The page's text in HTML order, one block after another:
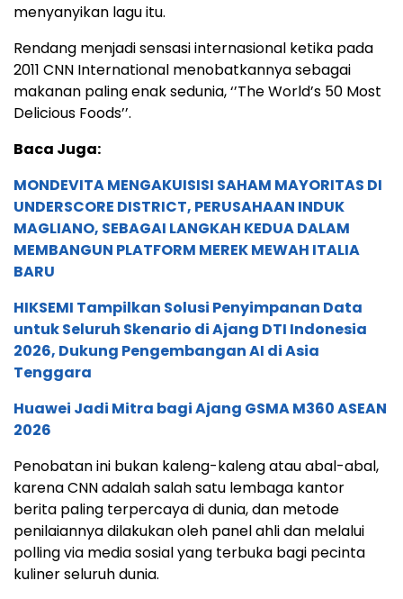
menyanyikan lagu itu.
Rendang menjadi sensasi internasional ketika pada
2011 CNN International menobatkannya sebagai
makanan paling enak sedunia, ‘’The World’s 50 Most
Delicious Foods’’.
Baca Juga:
MONDEVITA MENGAKUISISI SAHAM MAYORITAS DI
UNDERSCORE DISTRICT, PERUSAHAAN INDUK
MAGLIANO, SEBAGAI LANGKAH KEDUA DALAM
MEMBANGUN PLATFORM MEREK MEWAH ITALIA
BARU
HIKSEMI Tampilkan Solusi Penyimpanan Data
untuk Seluruh Skenario di Ajang DTI Indonesia
2026, Dukung Pengembangan AI di Asia
Tenggara
Huawei Jadi Mitra bagi Ajang GSMA M360 ASEAN
2026
Penobatan ini bukan kaleng-kaleng atau abal-abal,
karena CNN adalah salah satu lembaga kantor
berita paling terpercaya di dunia, dan metode
penilaiannya dilakukan oleh panel ahli dan melalui
polling via media sosial yang terbuka bagi pecinta
kuliner seluruh dunia.